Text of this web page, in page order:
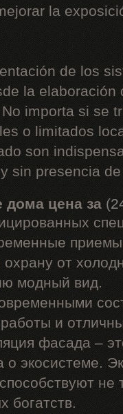
la
de los
la elaboración
importa si se
o limitados
son
sin presencia
дома цена за
от
модный вид.
и
фасада –
о экосистеме.
не
богатств.